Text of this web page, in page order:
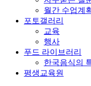
월간 수업계
포토갤러리
교육
행사
푸드 라이브러리
한국음식의
평생교육원